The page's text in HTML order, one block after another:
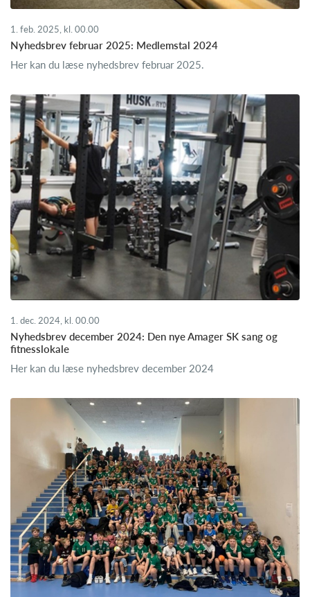
1. feb. 2025, kl. 00.00
Nyhedsbrev februar 2025: Medlemstal 2024
Her kan du læse nyhedsbrev februar 2025.
1. dec. 2024, kl. 00.00
Nyhedsbrev december 2024: Den nye Amager SK sang og
fitnesslokale
Her kan du læse nyhedsbrev december 2024